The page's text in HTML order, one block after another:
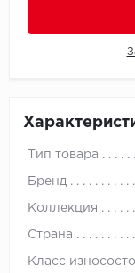
Тип товара
Бренд
Коллекция
Страна
Класс